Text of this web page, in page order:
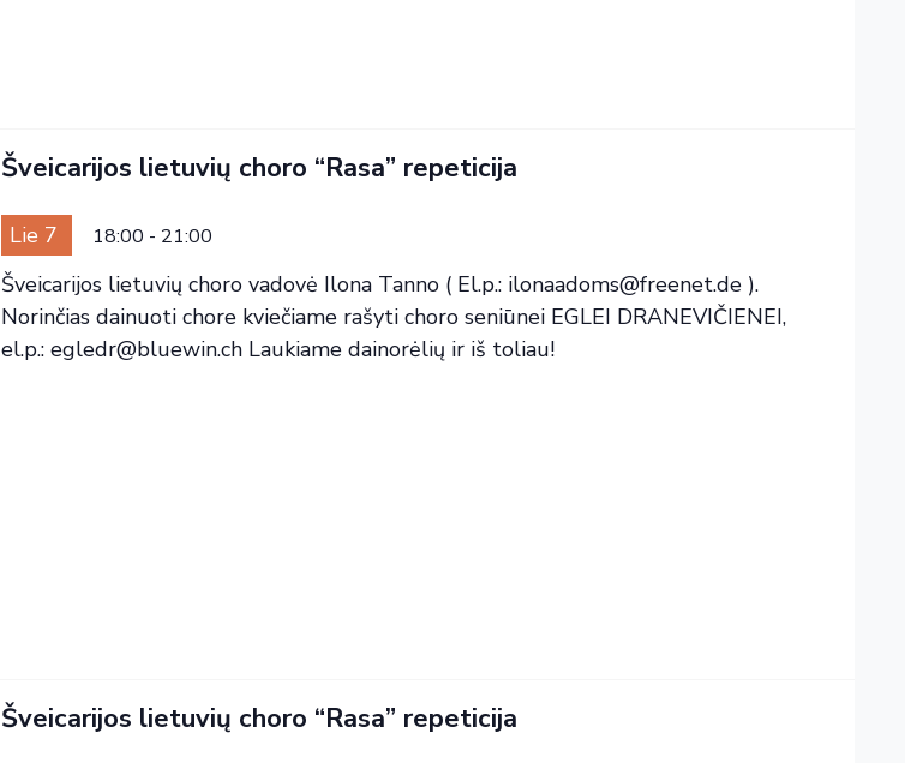
Šveicarijos lietuvių choro “Rasa” repeticija
Lie 7 18:00 - 21:00
Šveicarijos lietuvių choro vadovė Ilona Tanno ( El.p.: ilonaadoms@freenet.de ).
Norinčias dainuoti chore kviečiame rašyti choro seniūnei EGLEI DRANEVIČIENEI,
el.p.: egledr@bluewin.ch Laukiame dainorėlių ir iš toliau!
Šveicarijos lietuvių choro “Rasa” repeticija